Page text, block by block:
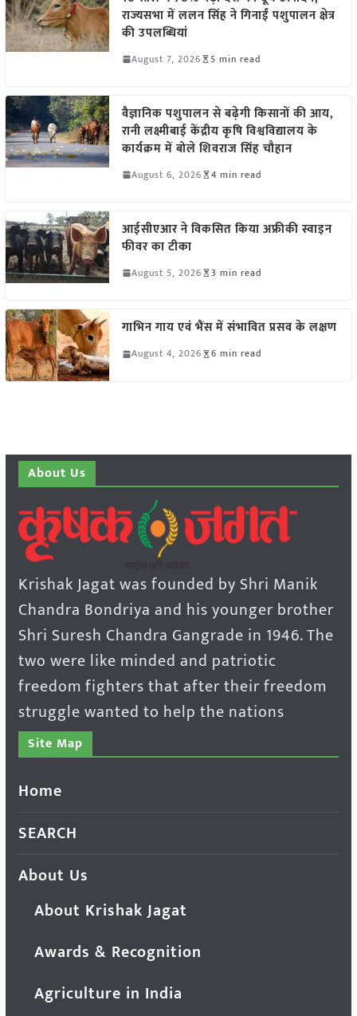
राज्यसभा में ललन सिंह ने गिनाईं पशुपालन क्षेत्र
की उपलब्धियां
August 7, 2026 5 min read
वैज्ञानिक पशुपालन से बढ़ेगी किसानों की आय,
रानी लक्ष्मीबाई केंद्रीय कृषि विश्वविद्यालय के
कार्यक्रम में बोले शिवराज सिंह चौहान
August 6, 2026 4 min read
आईसीएआर ने विकसित किया अफ्रीकी स्वाइन
फीवर का टीका
August 5, 2026 3 min read
गाभिन गाय एवं भैंस में संभावित प्रसव के लक्षण
August 4, 2026 6 min read
About Us
Krishak Jagat was founded by Shri Manik
Chandra Bondriya and his younger brother
Shri Suresh Chandra Gangrade in 1946. The
two were like minded and patriotic
freedom fighters that after their freedom
struggle wanted to help the nations
Site Map
Home
SEARCH
About Us
About Krishak Jagat
Awards & Recognition
Agriculture in India